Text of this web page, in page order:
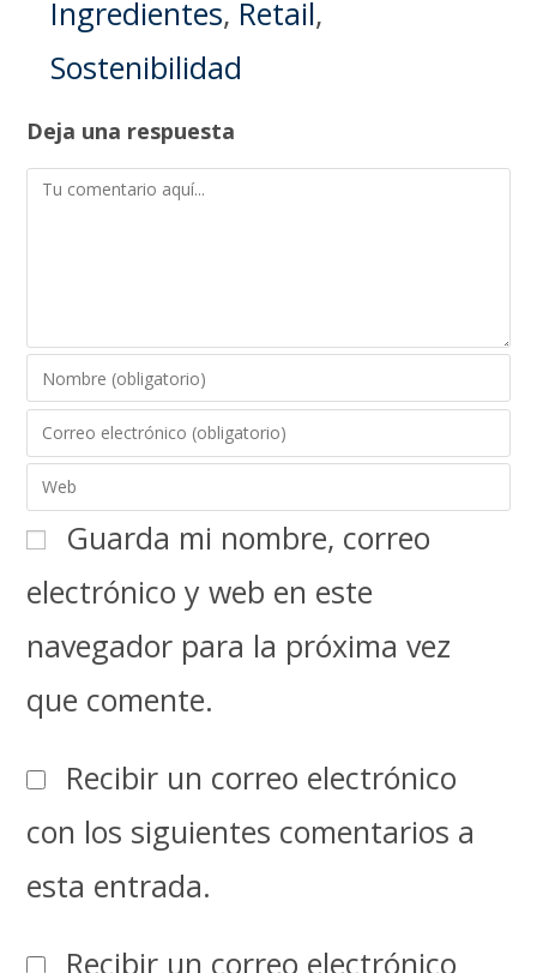
Ingredientes, Retail,
Sostenibilidad
Deja una respuesta
Guarda mi nombre, correo
electrónico y web en este
navegador para la próxima vez
que comente.
Recibir un correo electrónico
con los siguientes comentarios a
esta entrada.
Recibir un correo electrónico